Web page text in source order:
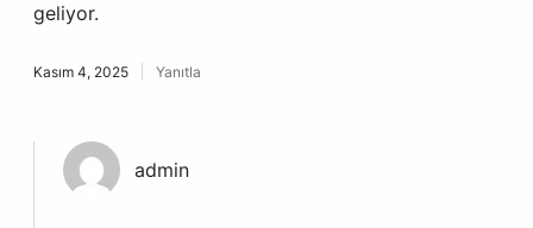
geliyor.
Kasım 4, 2025 Yanıtla
admin